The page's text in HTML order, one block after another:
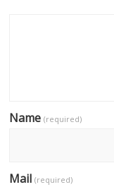
Name(required)
Mail(required)